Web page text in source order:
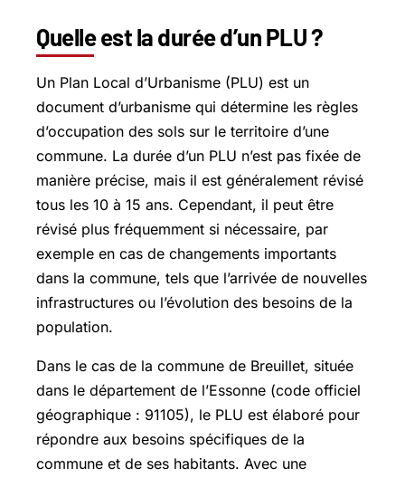
Quelle est la durée d’un PLU ?
Un Plan Local d’Urbanisme (PLU) est un
document d’urbanisme qui détermine les règles
d’occupation des sols sur le territoire d’une
commune. La durée d’un PLU n’est pas fixée de
manière précise, mais il est généralement révisé
tous les 10 à 15 ans. Cependant, il peut être
révisé plus fréquemment si nécessaire, par
exemple en cas de changements importants
dans la commune, tels que l’arrivée de nouvelles
infrastructures ou l’évolution des besoins de la
population.
Dans le cas de la commune de Breuillet, située
dans le département de l’Essonne (code officiel
géographique : 91105), le PLU est élaboré pour
répondre aux besoins spécifiques de la
commune et de ses habitants. Avec une